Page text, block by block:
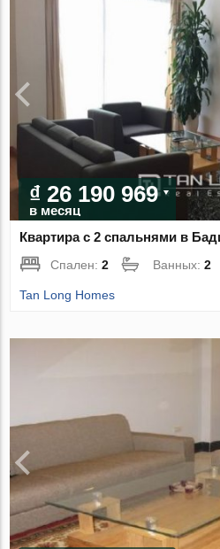
₫ 26 190 969
в месяц
Квартира с 2 спальнями в
Спален:2 Ванных:2
Tan Long Homes